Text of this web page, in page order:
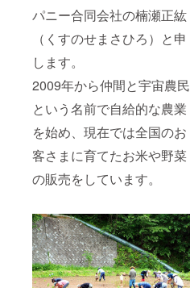
パニー合同会社の楠瀬正紘
（くすのせまさひろ）と申
します。
2009年から仲間と宇宙農民
という名前で自給的な農業
を始め、現在では全国のお
客さまに育てたお米や野菜
の販売をしています。